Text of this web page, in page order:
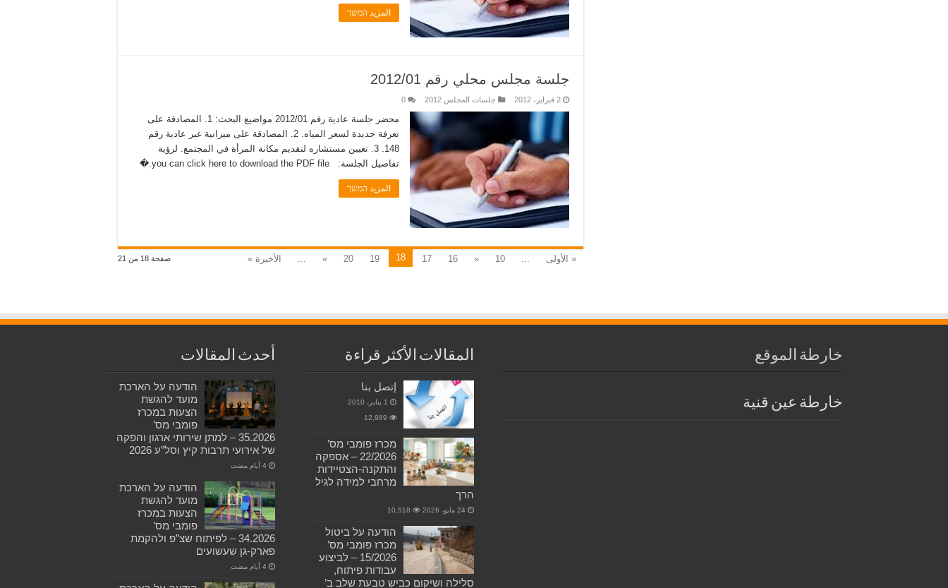
المزيد המשך
جلسة مجلس محلي رقم 2012/01
2 فبراير، 2012 جلسات المجلس 2012 0
محضر جلسة عادية رقم 2012/01 مواضيع البحث: 1. المصادقة على
تعرفة جديدة لسعر المياه. 2. المصادقة على ميزانية غير عادية رقم
148. 3. تعيين مستشاره لتقديم مكانة المرأة في المجتمع. لرؤية
تفاصيل الجلسة: you can click here to download the PDF file.�
المزيد המשך
صفحة 18 من 21 « الأولى ...
10
«
16
17
18
19
20
»
... الأخيرة »
خارطة الموقع
خارطة عين قنية
المقالات الأكثر قراءة
إتصل بنا
1 يناير، 2010
12,989
מכרז פומבי מס’
22/2026 – אספקה
והתקנה-הצטיידות
מרחבי למידה לגיל
הרך
24 مايو، 2026 10,518
הודעה על ביטול
מכרז פומבי מס’
15/2026 – לביצוע
עבודות פיתוח,
סלילה ושיקום כביש טבעת שלב ב’
أحدث المقالات
הודעה על הארכת
מועד להגשת
הצעות במכרז
פומבי מס’
35.2026 – למתן שירותי ארגון והפקה
של אירועי תרבות קיץ וסל”ע 2026
הודעה על הארכת
מועד להגשת
הצעות במכרז
פומבי מס’
34.2026 – לפיתוח שצ”פ ולהקמת
פארק-גן שעשועים